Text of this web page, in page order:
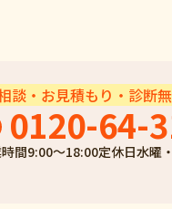
談・お見積もり・診断
0120-64-
間9:00～18:00定休日水曜